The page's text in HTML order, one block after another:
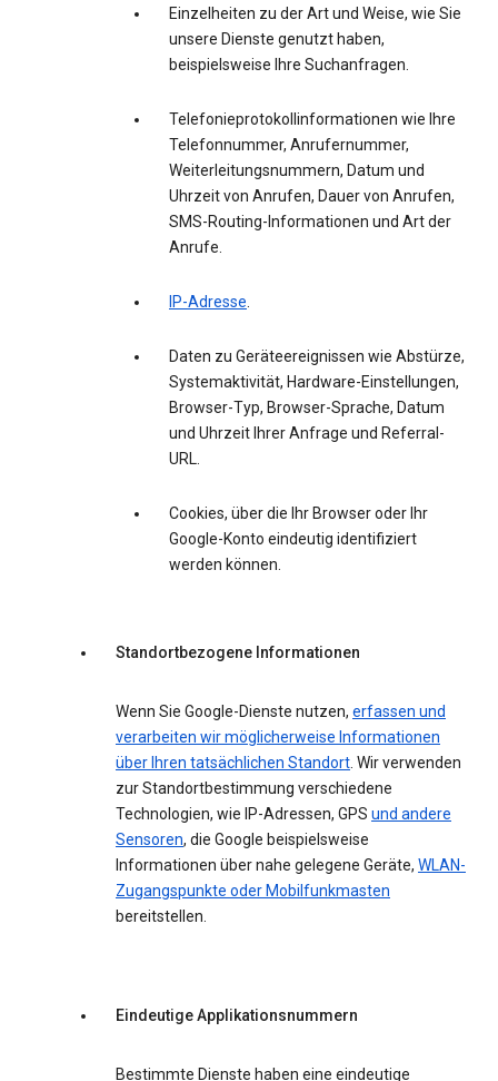
Einzelheiten zu der Art und Weise, wie Sie
unsere Dienste genutzt haben,
beispielsweise Ihre Suchanfragen.
Telefonieprotokollinformationen wie Ihre
Telefonnummer, Anrufernummer,
Weiterleitungsnummern, Datum und
Uhrzeit von Anrufen, Dauer von Anrufen,
SMS-Routing-Informationen und Art der
Anrufe.
IP-Adresse.
Daten zu Geräteereignissen wie Abstürze,
Systemaktivität, Hardware-Einstellungen,
Browser-Typ, Browser-Sprache, Datum
und Uhrzeit Ihrer Anfrage und Referral-
URL.
Cookies, über die Ihr Browser oder Ihr
Google-Konto eindeutig identifiziert
werden können.
Standortbezogene Informationen
Wenn Sie Google-Dienste nutzen, erfassen und
verarbeiten wir möglicherweise Informationen
über Ihren tatsächlichen Standort. Wir verwenden
zur Standortbestimmung verschiedene
Technologien, wie IP-Adressen, GPS und andere
Sensoren, die Google beispielsweise
Informationen über nahe gelegene Geräte, WLAN-
Zugangspunkte oder Mobilfunkmasten
bereitstellen.
Eindeutige Applikationsnummern
Bestimmte Dienste haben eine eindeutige